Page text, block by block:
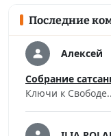
Последние
Алексей
Собрание
Ключи к